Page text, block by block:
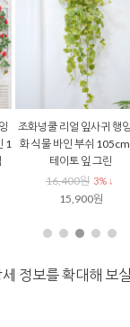
1
조화넝쿨 리얼 잎사귀 행
화 식물 바인 부쉬
테이토 잎 그린
16,400원 3% ↓
15,900원
정보를 확대해 보